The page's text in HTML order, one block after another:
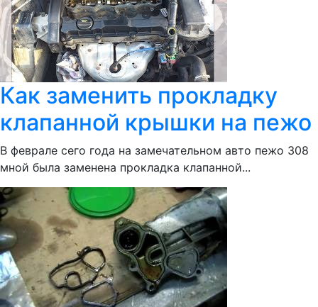
Как заменить прокладку
клапанной крышки на пежо
В феврале сего года на замечательном авто пежо 308
мной была заменена прокладка клапанной...